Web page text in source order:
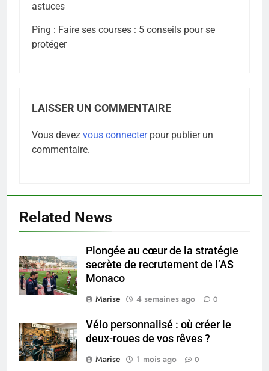
astuces
Ping : Faire ses courses : 5 conseils pour se
protéger
LAISSER UN COMMENTAIRE
Vous devez vous connecterpour publier un
commentaire.
Related News
Plongée au cœur de la stratégie
secrète de recrutement de l’AS
Monaco
Marise
4 semaines ago 0
Vélo personnalisé : où créer le
deux-roues de vos rêves ?
Marise
1 mois ago 0
5
Infection chronique de l’oreille :
tout ce qu’il faut savoir sur les
saignements
SANTÉ
6
peau éclatante grâce à The